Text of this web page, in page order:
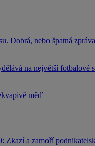
Dobrá, nebo špatná
na největší fotbalové
měď
a zamoří